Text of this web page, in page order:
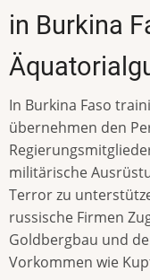
in Burkina
In Burkina Faso
übernehmen den
militärische
Terror zu
russische Firmen
Goldbergbau und
Vorkommen wie